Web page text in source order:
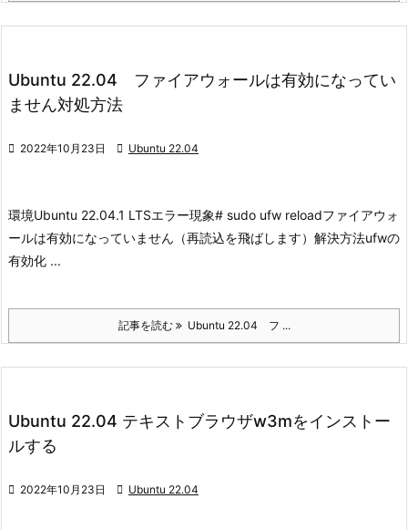
Ubuntu 22.04 ファイアウォールは有効になってい
ません対処方法
 2022年10月23日  Ubuntu 22.04
環境Ubuntu 22.04.1 LTSエラー現象# sudo ufw reloadファイアウォ
ールは有効になっていません（再読込を飛ばします） 解決方法ufwの
有効化 ...
記事を読む Ubuntu 22.04 フ ...
Ubuntu 22.04 テキストブラウザw3mをインストー
ルする
 2022年10月23日  Ubuntu 22.04